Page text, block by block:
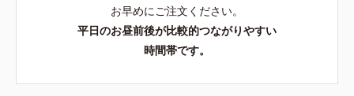
お早めにご注文ください。
平日のお昼前後が比較的つながりやすい
時間帯です。